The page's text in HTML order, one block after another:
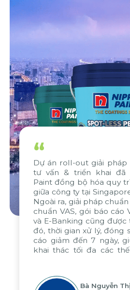
“
Dự án roll-out giải pháp
tư vấn & triển khai đã
Paint đồng bộ hóa quy
giữa công ty tại
Ngoài ra, giải pháp
chuẩn VAS, gói báo cáo
và E-Banking cũng được
đó, thời gian xử lý, đóng
cáo giảm đến 7 ngày,
khai thác tối đa các
thống báo cáo phân
áp dụng cho nhiều
đơn vị
Bà Nguyễn